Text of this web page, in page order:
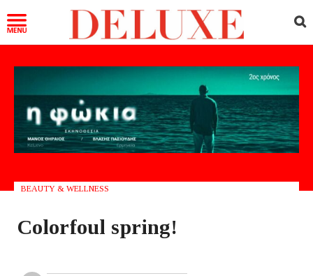
BEAUTY & WELLNESS
Colorfoul spring!